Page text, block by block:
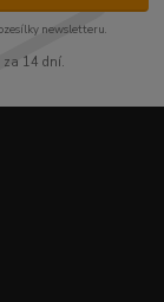
newsletteru.
za 14 dní.